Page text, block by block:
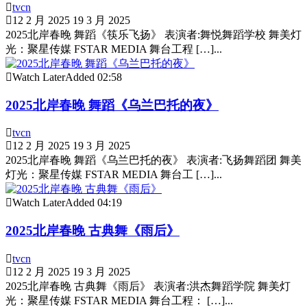
tvcn
12 2 月 2025 19 3 月 2025
2025北岸春晚 舞蹈《筷乐飞扬》 表演者:舞悦舞蹈学校 舞美灯
光：聚星传媒 FSTAR MEDIA 舞台工程 […]...
Watch LaterAdded 02:58
2025北岸春晚 舞蹈《乌兰巴托的夜》
tvcn
12 2 月 2025 19 3 月 2025
2025北岸春晚 舞蹈《乌兰巴托的夜》 表演者:飞扬舞蹈团 舞美
灯光：聚星传媒 FSTAR MEDIA 舞台工 […]...
Watch LaterAdded 04:19
2025北岸春晚 古典舞《雨后》
tvcn
12 2 月 2025 19 3 月 2025
2025北岸春晚 古典舞《雨后》 表演者:洪杰舞蹈学院 舞美灯
光：聚星传媒 FSTAR MEDIA 舞台工程： […]...